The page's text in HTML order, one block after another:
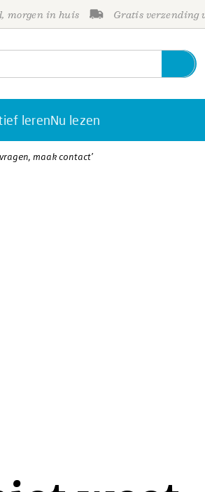
morgen in huis Gratis verzending
lerenNu lezen
maak contact’